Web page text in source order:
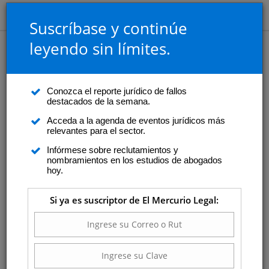
Agenda
Viernes 10 de julio
Viernes 10 de
Seminario “Invalidación de la
RCA, una mirada desde los datos”
Con la participación de la ministra del
Medio Ambiente, María Francisca Toledo,
la Facultad de Derecho de la U. del
Comisión Nacional de Productividad,
realizarán esta actividad.
La jornada será un espacio de análisis
técnico y debate para evaluar la propuesta
legislativa, que busca limitar el recurso de
Suscríbase y continúe
leyendo sin límites.
Conozca el reporte jurídico de fallos
destacados de la semana.
Acceda a la agenda de eventos jurídicos más
relevantes para el sector.
Infórmese sobre reclutamientos y
nombramientos en los estudios de abogados
hoy.
Si ya es suscriptor de El Mercurio Legal: